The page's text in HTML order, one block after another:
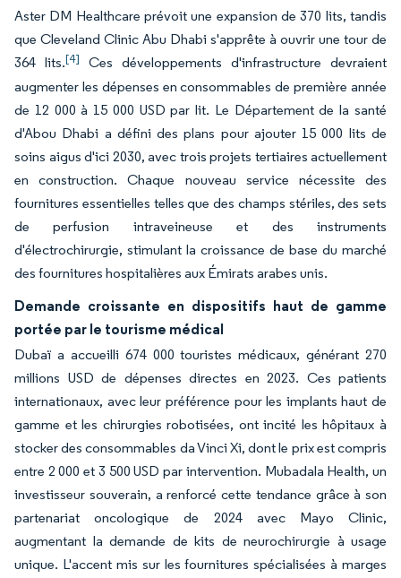
Aster DM Healthcare prévoit une expansion de 370 lits, tandis
que Cleveland Clinic Abu Dhabi s'apprête à ouvrir une tour de
364 lits.[4]
Ces développements d'infrastructure devraient
augmenter les dépenses en consommables de première année
de 12 000 à 15 000 USD par lit. Le Département de la santé
d'Abou Dhabi a défini des plans pour ajouter 15 000 lits de
soins aigus d'ici 2030, avec trois projets tertiaires actuellement
en construction. Chaque nouveau service nécessite des
fournitures essentielles telles que des champs stériles, des sets
de perfusion intraveineuse et des instruments
d'électrochirurgie, stimulant la croissance de base du marché
des fournitures hospitalières aux Émirats arabes unis.
Demande croissante en dispositifs haut de gamme
portée par le tourisme médical
Dubaï a accueilli 674 000 touristes médicaux, générant 270
millions USD de dépenses directes en 2023. Ces patients
internationaux, avec leur préférence pour les implants haut de
gamme et les chirurgies robotisées, ont incité les hôpitaux à
stocker des consommables da Vinci Xi, dont le prix est compris
entre 2 000 et 3 500 USD par intervention. Mubadala Health, un
investisseur souverain, a renforcé cette tendance grâce à son
partenariat oncologique de 2024 avec Mayo Clinic,
augmentant la demande de kits de neurochirurgie à usage
unique. L'accent mis sur les fournitures spécialisées à marges